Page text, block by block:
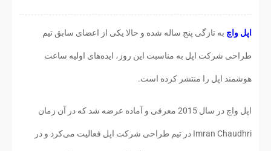
اپل واچ به تازگی پنج ساله شده و حالا یکی از اعضای سابق تیم
طراحی شرکت اپل به مناسبت این روز، ایده‌های اولیه ساعت
هوشمند اپل را منتشر کرده است.
اپل واچ در سال 2015 معرفی و آماده عرضه شد که در آن زمان
Imran Chaudhri در تیم طراحی شرکت اپل فعالیت می‌کرد و در